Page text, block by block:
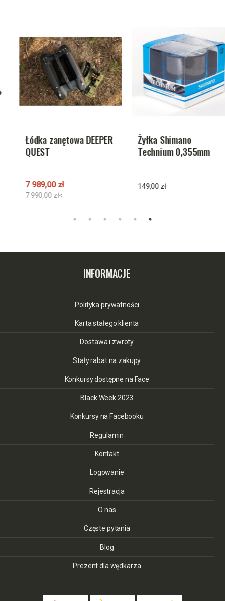
Łódka zanętowa DEEPER
QUEST
7 989,00 zł
7 990,00 zł<
Żyłka Shimano
Technium 0,355mm
149,00 zł
INFORMACJE
Polityka prywatności
Karta stałego klienta
Dostawa i zwroty
Stały rabat na zakupy
Konkursy dostępne na Face
Black Week 2023
Konkursy na Facebooku
Regulamin
Kontakt
Logowanie
Rejestracja
O nas
Częste pytania
Blog
Prezent dla wędkarza